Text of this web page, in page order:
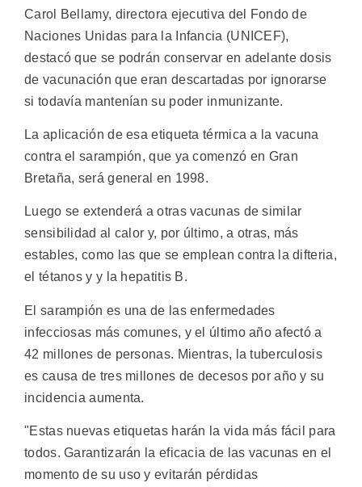
Carol Bellamy, directora ejecutiva del Fondo de
Naciones Unidas para la Infancia (UNICEF),
destacó que se podrán conservar en adelante dosis
de vacunación que eran descartadas por ignorarse
si todavía mantenían su poder inmunizante.
La aplicación de esa etiqueta térmica a la vacuna
contra el sarampión, que ya comenzó en Gran
Bretaña, será general en 1998.
Luego se extenderá a otras vacunas de similar
sensibilidad al calor y, por último, a otras, más
estables, como las que se emplean contra la difteria,
el tétanos y y la hepatitis B.
El sarampión es una de las enfermedades
infecciosas más comunes, y el último año afectó a
42 millones de personas. Mientras, la tuberculosis
es causa de tres millones de decesos por año y su
incidencia aumenta.
"Estas nuevas etiquetas harán la vida más fácil para
todos. Garantizarán la eficacia de las vacunas en el
momento de su uso y evitarán pérdidas